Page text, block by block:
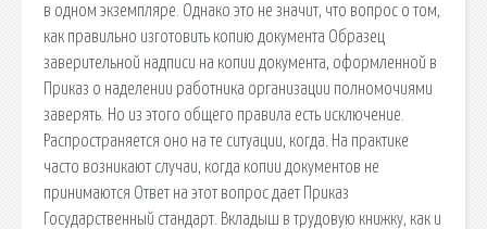
в одном экземпляре. Однако это не значит, что вопрос о том,
как правильно изготовить копию документа Образец
заверительной надписи на копии документа, оформленной в
Приказ о наделении работника организации полномочиями
заверять. Но из этого общего правила есть исключение.
Распространяется оно на те ситуации, когда. На практике
часто возникают случаи, когда копии документов не
принимаются Ответ на этот вопрос дает Приказ
Государственный стандарт. Вкладыш в трудовую книжку, как и